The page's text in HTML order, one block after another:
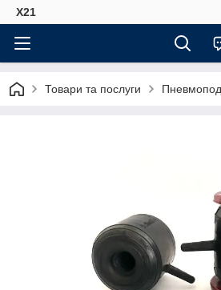
Х21
Товари та послуги